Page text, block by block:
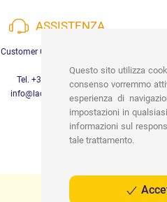
ASSISTENZA
Customer Care a disposizione
Tel. +39 3452280233
info@lachiocciolababy.it
Questo sito utilizza
consenso vorremmo
esperienza di
impostazioni in
informazioni sul
tale trattamento.